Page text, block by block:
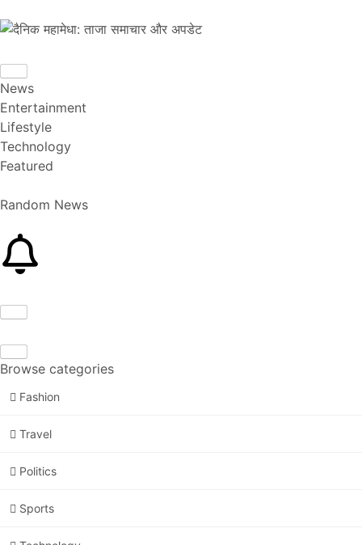
News
Entertainment
Lifestyle
Technology
Featured
Random News
Browse categories
Fashion
Travel
Politics
Sports